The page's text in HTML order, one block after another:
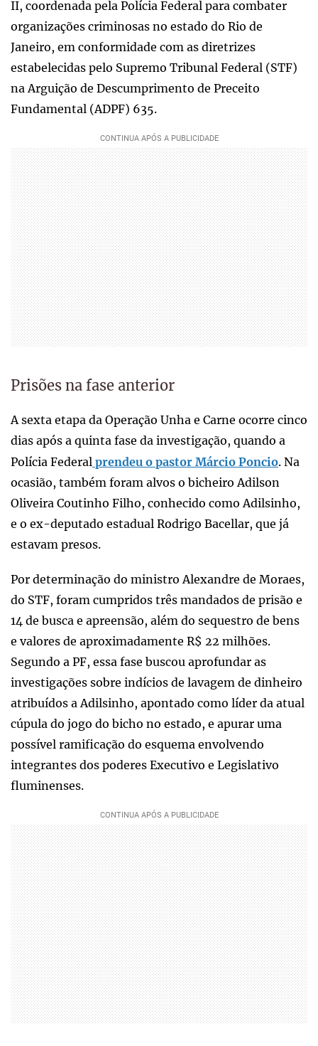
II, coordenada pela Polícia Federal para combater
organizações criminosas no estado do Rio de
Janeiro, em conformidade com as diretrizes
estabelecidas pelo Supremo Tribunal Federal (STF)
na Arguição de Descumprimento de Preceito
Fundamental (ADPF) 635.
Prisões na fase anterior
A sexta etapa da Operação Unha e Carne ocorre cinco
dias após a quinta fase da investigação, quando a
Polícia Federal prendeu o pastor Márcio Poncio. Na
ocasião, também foram alvos o bicheiro Adilson
Oliveira Coutinho Filho, conhecido como Adilsinho,
e o ex-deputado estadual Rodrigo Bacellar, que já
estavam presos.
Por determinação do ministro Alexandre de Moraes,
do STF, foram cumpridos três mandados de prisão e
14 de busca e apreensão, além do sequestro de bens
e valores de aproximadamente R$ 22 milhões.
Segundo a PF, essa fase buscou aprofundar as
investigações sobre indícios de lavagem de dinheiro
atribuídos a Adilsinho, apontado como líder da atual
cúpula do jogo do bicho no estado, e apurar uma
possível ramificação do esquema envolvendo
integrantes dos poderes Executivo e Legislativo
fluminenses.